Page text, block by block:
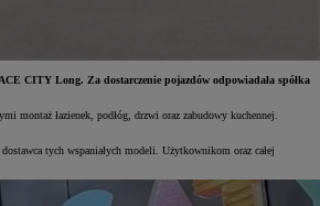
CITY Long. Za dostarczenie pojazdów odpowiadała spółka
montaż łazienek, podłóg, drzwi oraz zabudowy kuchennej.
tych wspaniałych modeli. Użytkownikom oraz całej